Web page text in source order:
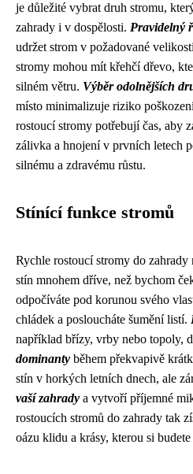
je důležité vybrat druh stromu,
zahrady i v dospělosti. Pravidelný
udržet strom v požadované
stromy mohou mít křehčí dřevo,
silném větru. Výběr odolnějších
místo minimalizuje riziko
rostoucí stromy potřebují čas, aby
zálivka a hnojení v prvních letech
silnému a zdravému růstu.
Stínící funkce stromů
Rychle rostoucí stromy do
stín mnohem dříve, než bychom
odpočíváte pod korunou svého
chládek a posloucháte šumění listí.
například břízy, vrby nebo topoly,
dominanty během překvapivě
stín v horkých letních dnech, ale
vaší zahrady a vytvoří příjemné
rostoucích stromů do zahrady tak
oázu klidu a krásy, kterou si